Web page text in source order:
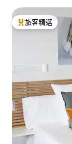
旅客精選榜首
旅客精選